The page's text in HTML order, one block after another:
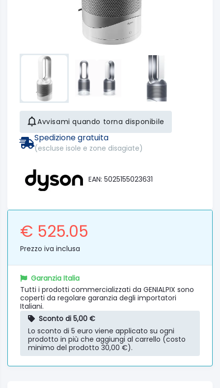
Avvisami quando torna disponibile
Spedizione gratuita
(escluse isole e zone disagiate)
EAN: 5025155023631
€ 525.05
Prezzo iva inclusa
Garanzia Italia
Tutti i prodotti commercializzati da GENIALPIX sono
coperti da regolare garanzia degli importatori
Italiani.
Sconto di 5,00 €
Lo sconto di 5 euro viene applicato su ogni
prodotto in più che aggiungi al carrello (costo
minimo del prodotto 30,00 €).